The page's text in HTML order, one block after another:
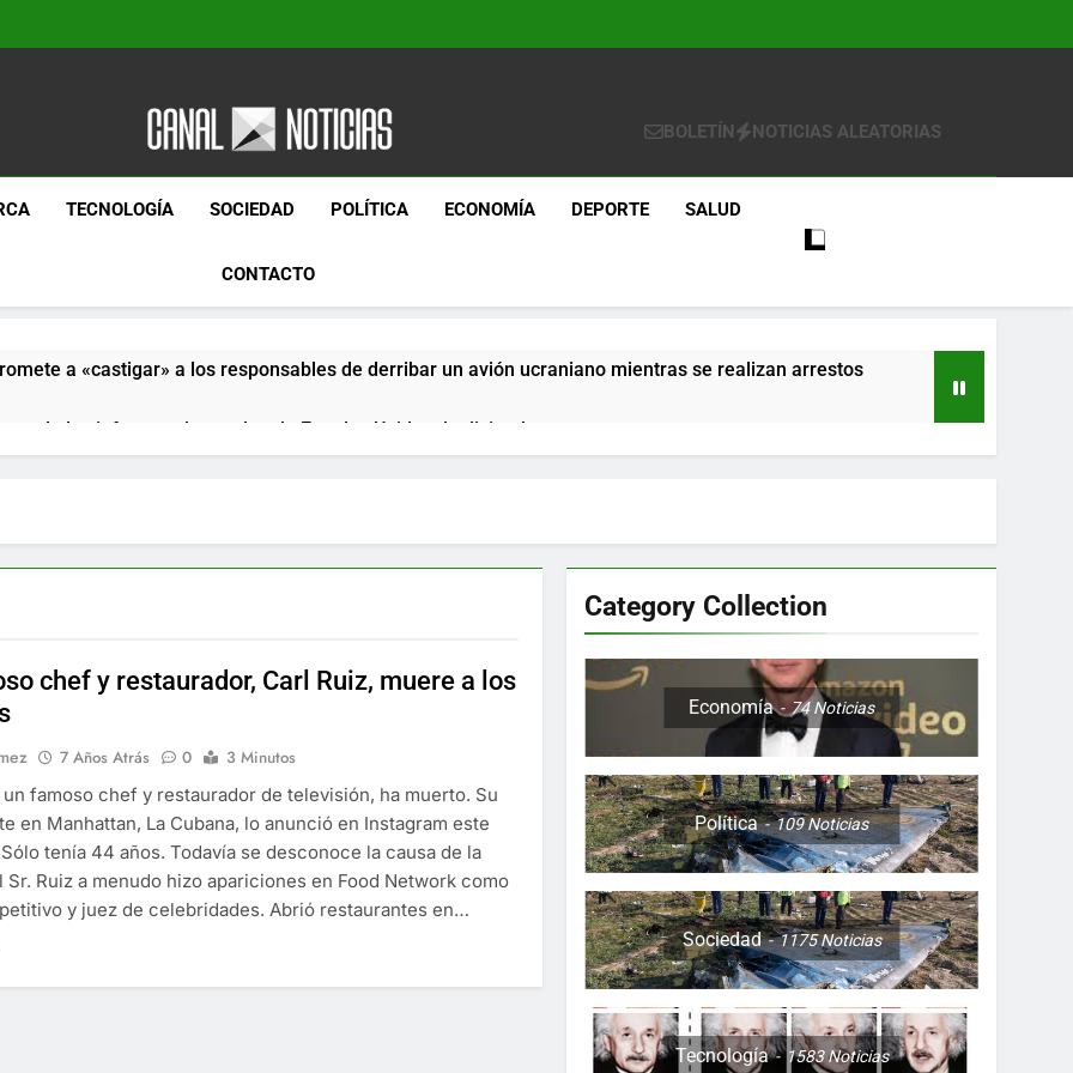
Canal Noticias
Canal Noticias
BOLETÍN NOTICIAS ALEATORIAS
TECNOLOGÍA SOCIEDAD POLÍTICA ECONOMÍA DEPORTE SALUD
CONTACTO
a «castigar» a los responsables de derribar un avión ucraniano mientras se realizan arrestos
de los informes de empleo de Estados Unidos de diciembre
y restaurador, Carl Ruiz, muere a los 44 años
Max Testo a Precios Especiales en México, Chile, Argentina, Colombia, Perú , Ecuador, Costa Rica y
Crema Precios – Descuentos Masivos en Línea
en México – Descuentos Masivos en Mercado Libre
te lleva a lugares paranormales con binoculares de visión nocturna y reuniones de secuestrados
Artificial deepfake de Samsung fabrica un clip de movimiento desde una sola foto
chef y restaurador, Carl Ruiz, muere a los
7 Años Atrás 0
3 Minutos
un famoso chef y restaurador de televisión, ha muerto. Su
en Manhattan, La Cubana, lo anunció en Instagram este
tenía 44 años. Todavía se desconoce la causa de la
Sr. Ruiz a menudo hizo apariciones en Food Network como
y juez de celebridades. Abrió restaurantes en…
Category Collection
Economía 74Noticias
Política 109Noticias
Sociedad 1175Noticias
Tecnología 1583Noticias